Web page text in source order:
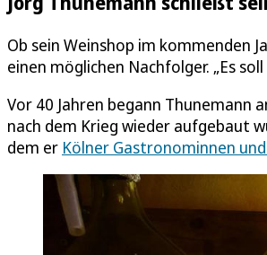
Ob sein Weinshop im kommenden
einen möglichen Nachfolger. „Es
Vor 40 Jahren begann Thunemann
nach dem Krieg wieder aufgebaut
dem er Kölner Gastronominnen